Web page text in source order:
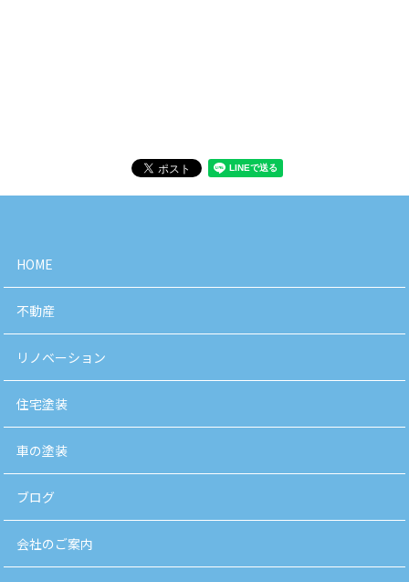
HOME
不動産
リノベーション
住宅塗装
車の塗装
ブログ
会社のご案内